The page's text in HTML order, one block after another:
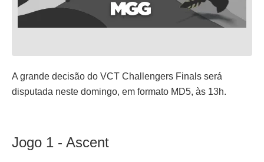
A grande decisão do VCT Challengers Finals será
disputada neste domingo, em formato MD5, às 13h.
Jogo 1 - Ascent